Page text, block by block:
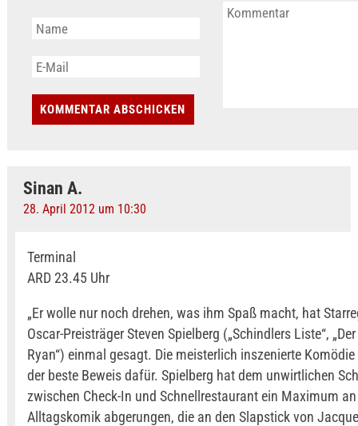
Sinan A.
28. April 2012 um 10:30
Terminal
ARD 23.45 Uhr
„Er wolle nur noch drehen, was ihm Spaß macht, hat
Oscar-Preisträger Steven Spielberg („Schindlers Liste“,
Ryan“) einmal gesagt. Die meisterlich inszenierte Komödie
der beste Beweis dafür. Spielberg hat dem unwirtlichen
zwischen Check-In und Schnellrestaurant ein Maximum
Alltagskomik abgerungen, die an den Slapstick von